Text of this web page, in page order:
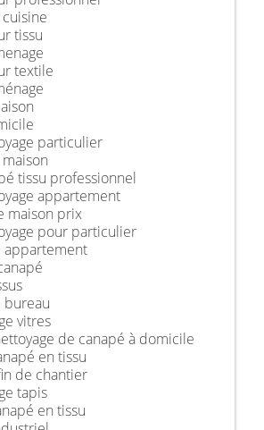
tissu
textile
particulier
tissu professionnel
appartement
maison prix
pour particulier
appartement
bureau
vitres
de canapé à domicile
en tissu
de chantier
tapis
en tissu